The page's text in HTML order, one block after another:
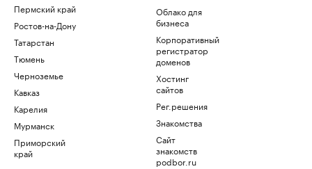
Пермский край
Ростов-на-Дону
Татарстан
Тюмень
Черноземье
Кавказ
Карелия
Мурманск
Приморский
край
Облако для
бизнеса
Корпоративный
регистратор
доменов
Хостинг
сайтов
Рег.решения
Знакомства
Сайт
знакомств
podbor.ru